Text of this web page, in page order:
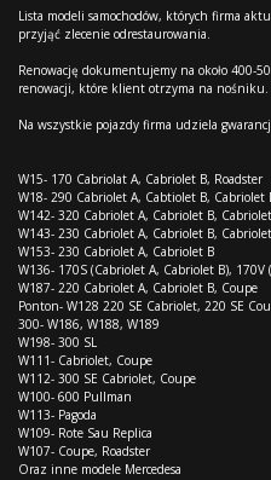
Lista modeli samochodów, których firma
przyjąć zlecenie odrestaurowania.
Renowację dokumentujemy na około 400-
renowacji, które klient otrzyma na nośniku.
Na wszystkie pojazdy firma udziela
W15- 170 Cabriolat A, Cabriolet B, Roadster
W18- 290 Cabriolet A, Cabtiolet B, Cabriolet
W142- 320 Cabriolet A, Cabriolet B,
W143- 230 Cabriolet A, Cabriolet B,
W153- 230 Cabriolet A, Cabriolet B
W136- 170S (Cabriolet A, Cabriolet B),
W187- 220 Cabriolet A, Cabriolet B, Coupe
Ponton- W128 220 SE Cabriolet, 220 SE
300- W186, W188, W189
W198- 300 SL
W111- Cabriolet, Coupe
W112- 300 SE Cabriolet, Coupe
W100- 600 Pullman
W113- Pagoda
W109- Rote Sau Replica
W107- Coupe, Roadster
Oraz inne modele Mercedesa